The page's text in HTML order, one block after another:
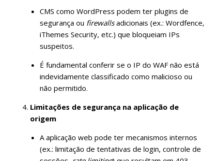
CMS como WordPress podem ter plugins de
segurança ou firewallsadicionais (ex.: Wordfence,
iThemes Security, etc.) que bloqueiam IPs
suspeitos.
É fundamental conferir se o IP do WAF não está
indevidamente classificado como malicioso ou
não permitido.
Limitações de segurança na aplicação de
origem
A aplicação web pode ter mecanismos internos
(ex.: limitação de tentativas de login, controle de